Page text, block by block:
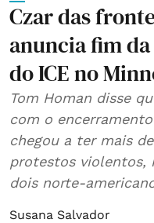
Czar das
anuncia fim
do ICE no
Tom Homan disse
com o
chegou a ter mais
protestos violentos,
dois norte-
Susana Salvador